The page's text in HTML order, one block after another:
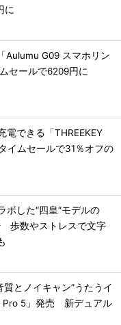
に
Aulumu G09 スマホリン
セールで6209円に
電できる「THREEKEY
イムセールで31％オフの
ボした“四皇”モデルの
歩数やストレスで文字
とノイキャン”うたうイ
Pro 5」発売 新デュアル